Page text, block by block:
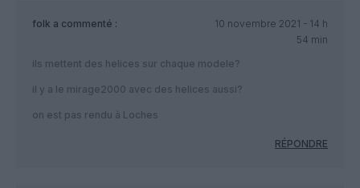
folk a commenté :
10 novembre 2021 - 14 h
54 min
ils mettent des helices sur chaque modele?
il y a le mirage2000 avec des helices aussi?
on est pas rendu à Loches
RÉPONDRE